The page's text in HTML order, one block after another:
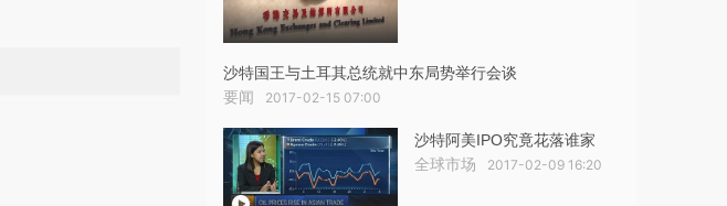
沙特国王与土耳其总统就中东局势举行会谈
要闻 2017-02-15 07:00
沙特阿美IPO究竟花落谁家
全球市场 2017-02-09 16:20